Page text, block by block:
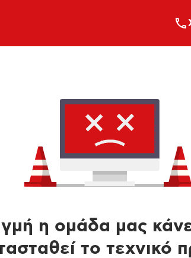
η ομάδα μας
το τεχνικό